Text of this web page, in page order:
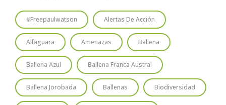
#freepaulwatson Alertas De Acción
Alfaguara Amenazas Ballena
Ballena Azul Ballena Franca Austral
Ballena Jorobada Ballenas Biodiversidad